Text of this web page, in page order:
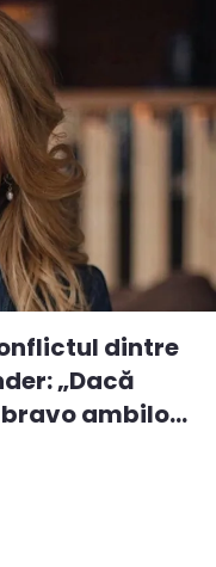
dintre
„Dacă
ambilo...